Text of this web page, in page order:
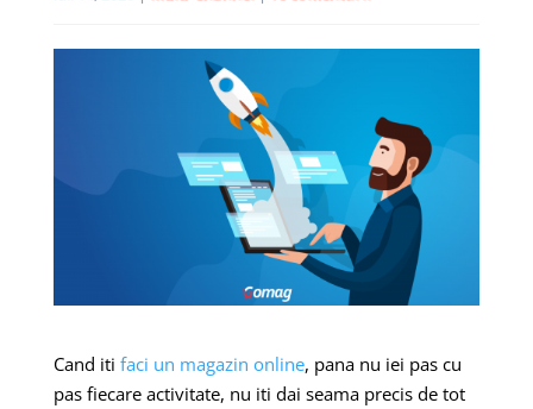
Cand iti faci un magazin online, pana nu iei pas cu
pas fiecare activitate, nu iti dai seama precis de tot